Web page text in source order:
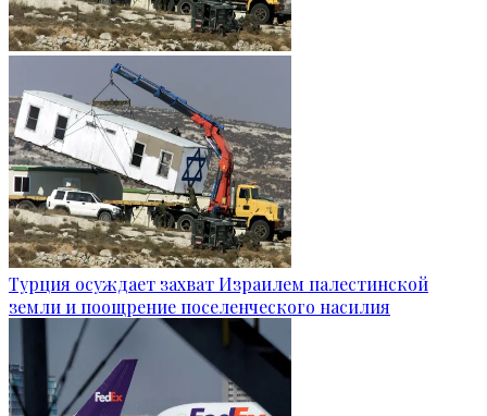
Турция осуждает захват Израилем палестинской
земли и поощрение поселенческого насилия